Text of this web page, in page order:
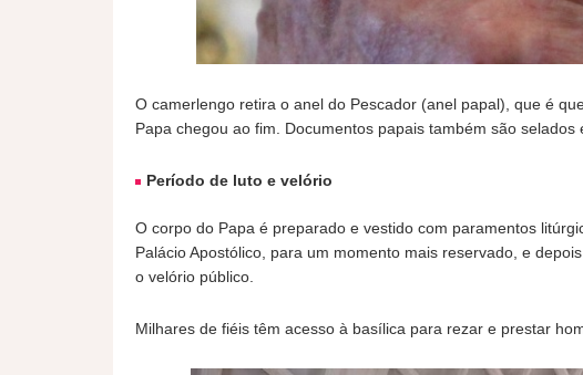
O camerlengo retira o anel do Pescador (anel papal), que é
Papa chegou ao fim. Documentos papais também são selados
Período de luto e velório
O corpo do Papa é preparado e vestido com paramentos
Palácio Apostólico, para um momento mais reservado, e
o velório público.
Milhares de fiéis têm acesso à basílica para rezar e prestar